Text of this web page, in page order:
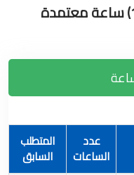
تتكون الخطة الدراسية من (152) ساعة معتمدة
عدد
الساعات
المتطلب
السابق